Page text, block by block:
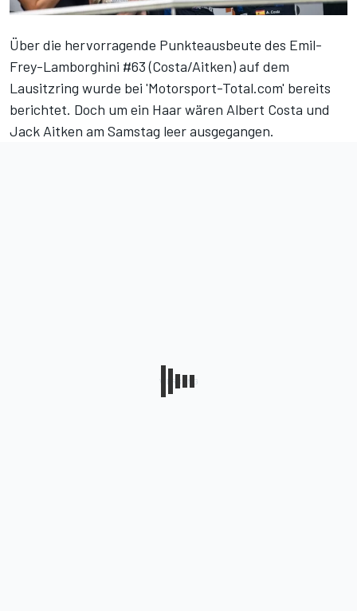
Über die hervorragende Punkteausbeute des Emil-
Frey-Lamborghini #63 (Costa/Aitken) auf dem
Lausitzring wurde bei 'Motorsport-Total.com' bereits
berichtet. Doch um ein Haar wären Albert Costa und
Jack Aitken am Samstag leer ausgegangen.